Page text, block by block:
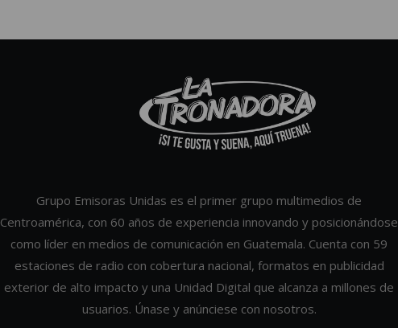
Grupo Emisoras Unidas es el primer grupo multimedios de
Centroamérica, con 60 años de experiencia innovando y posicionándose
como líder en medios de comunicación en Guatemala. Cuenta con 59
estaciones de radio con cobertura nacional, formatos en publicidad
exterior de alto impacto y una Unidad Digital que alcanza a millones de
usuarios. Únase y anúnciese con nosotros.